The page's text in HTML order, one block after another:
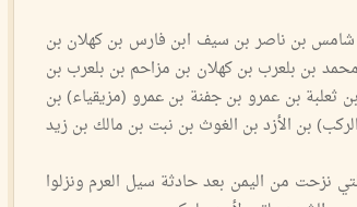
بن ناصر بن سيف ابن فارس بن كهلان بن
بن بلعرب بن كهلان بن مزاحم بن بلعرب بن
ثعلبة بن عمرو بن جفنة بن عمرو (مزيقياء) بن
بن الأزد بن الغوث بن نبت بن مالك بن زيد
نزحت من اليمن بعد حادثة سيل العرم ونزلوا